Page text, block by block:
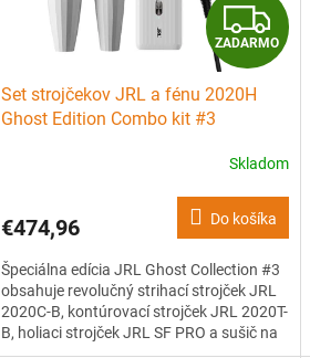
Z
A
A
R
M
O
ZADARMO
Set strojčekov JRL a fénu 2020H
Ghost Edition Combo kit #3
Skladom
€474,96 Do košíka
Špeciálna edícia JRL Ghost Collection #3
obsahuje revolučný strihací strojček JRL
2020C-B, kontúrovací strojček JRL 2020T-
B, holiaci strojček JRL SF PRO a sušič na
vlasy JRL Forte Pro-2020H v ikonickej